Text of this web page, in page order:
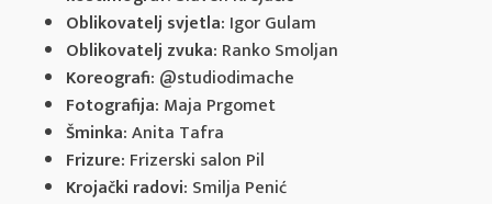
Oblikovatelj svjetla: Igor Gulam
Oblikovatelj zvuka: Ranko Smoljan
Koreografi: @studiodimache
Fotografija: Maja Prgomet
Šminka:Anita Tafra
Frizure: Frizerski salon Pil
Krojački radovi: Smilja Penić